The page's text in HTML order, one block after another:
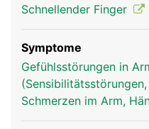
Schnellender Finger
Symptome
Gefühlsstörungen in
Schmerzen im Arm,